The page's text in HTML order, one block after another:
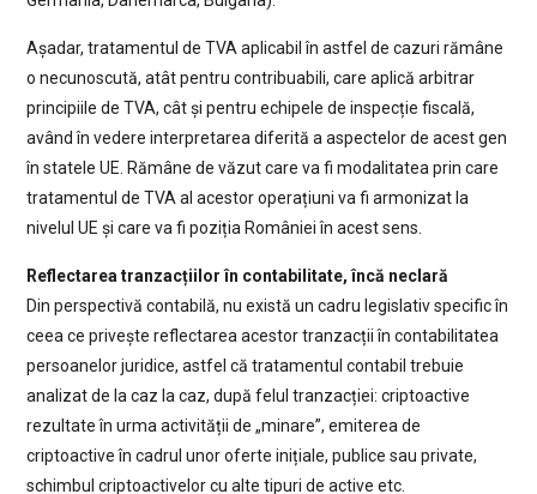
Așadar, tratamentul de TVA aplicabil în astfel de cazuri rămâne
o necunoscută, atât pentru contribuabili, care aplică arbitrar
principiile de TVA, cât și pentru echipele de inspecție fiscală,
având în vedere interpretarea diferită a aspectelor de acest gen
în statele UE. Rămâne de văzut care va fi modalitatea prin care
tratamentul de TVA al acestor operațiuni va fi armonizat la
nivelul UE și care va fi poziția României în acest sens.
Reflectarea tranzacțiilor în contabilitate, încă neclară
Din perspectivă contabilă, nu există un cadru legislativ specific în
ceea ce privește reflectarea acestor tranzacții în contabilitatea
persoanelor juridice, astfel că tratamentul contabil trebuie
analizat de la caz la caz, după felul tranzacției: criptoactive
rezultate în urma activității de „minare”, emiterea de
criptoactive în cadrul unor oferte inițiale, publice sau private,
schimbul criptoactivelor cu alte tipuri de active etc.